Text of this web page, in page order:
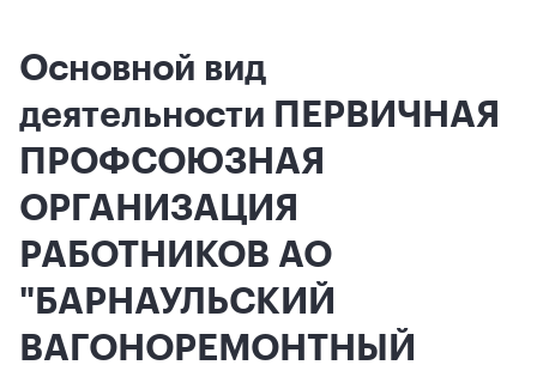
Основной вид
деятельности ПЕРВИЧНАЯ
ПРОФСОЮЗНАЯ
ОРГАНИЗАЦИЯ
РАБОТНИКОВ АО
"БАРНАУЛЬСКИЙ
ВАГОНОРЕМОНТНЫЙ